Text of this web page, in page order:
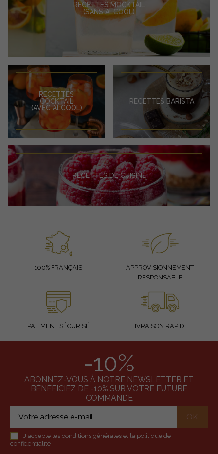
RECETTES MOCKTAIL
(SANS ALCOOL)
RECETTES
COCKTAIL
(AVEC ALCOOL)
RECETTES BARISTA
RECETTES DE CUISINE
100% FRANÇAIS
APPROVISIONNEMENT
RESPONSABLE
PAIEMENT SÉCURISÉ LIVRAISON RAPIDE
-10%
ABONNEZ-VOUS À NOTRE NEWSLETTER ET
BÉNÉFICIEZ DE -10% SUR VOTRE FUTURE
COMMANDE
J'accepte les conditions générales et la politique de
confidentialité